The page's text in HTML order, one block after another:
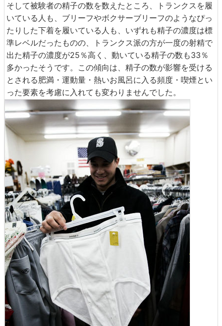
そして被験者の精子の数を数えたところ、トランクスを履
いている人も、ブリーフやボクサーブリーフのようなぴっ
たりした下着を履いている人も、いずれも精子の濃度は標
準レベルだったものの、トランクス派の方が一度の射精で
出た精子の濃度が25％高く、動いている精子の数も33％
多かったそうです。この傾向は、精子の数が影響を受ける
とされる肥満・運動量・熱いお風呂に入る頻度・喫煙とい
った要素を考慮に入れても変わりませんでした。